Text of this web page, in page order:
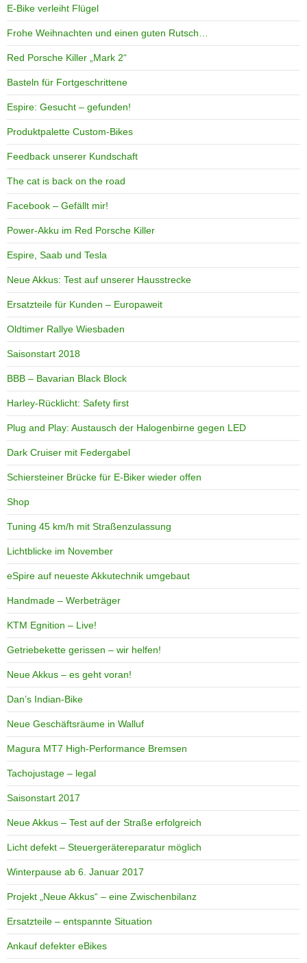
E-Bike verleiht Flügel
Frohe Weihnachten und einen guten Rutsch…
Red Porsche Killer „Mark 2“
Basteln für Fortgeschrittene
Espire: Gesucht – gefunden!
Produktpalette Custom-Bikes
Feedback unserer Kundschaft
The cat is back on the road
Facebook – Gefällt mir!
Power-Akku im Red Porsche Killer
Espire, Saab und Tesla
Neue Akkus: Test auf unserer Hausstrecke
Ersatzteile für Kunden – Europaweit
Oldtimer Rallye Wiesbaden
Saisonstart 2018
BBB – Bavarian Black Block
Harley-Rücklicht: Safety first
Plug and Play: Austausch der Halogenbirne gegen LED
Dark Cruiser mit Federgabel
Schiersteiner Brücke für E-Biker wieder offen
Shop
Tuning 45 km/h mit Straßenzulassung
Lichtblicke im November
eSpire auf neueste Akkutechnik umgebaut
Handmade – Werbeträger
KTM Egnition – Live!
Getriebekette gerissen – wir helfen!
Neue Akkus – es geht voran!
Dan’s Indian-Bike
Neue Geschäftsräume in Walluf
Magura MT7 High-Performance Bremsen
Tachojustage – legal
Saisonstart 2017
Neue Akkus – Test auf der Straße erfolgreich
Licht defekt – Steuergerätereparatur möglich
Winterpause ab 6. Januar 2017
Projekt „Neue Akkus“ – eine Zwischenbilanz
Ersatzteile – entspannte Situation
Ankauf defekter eBikes